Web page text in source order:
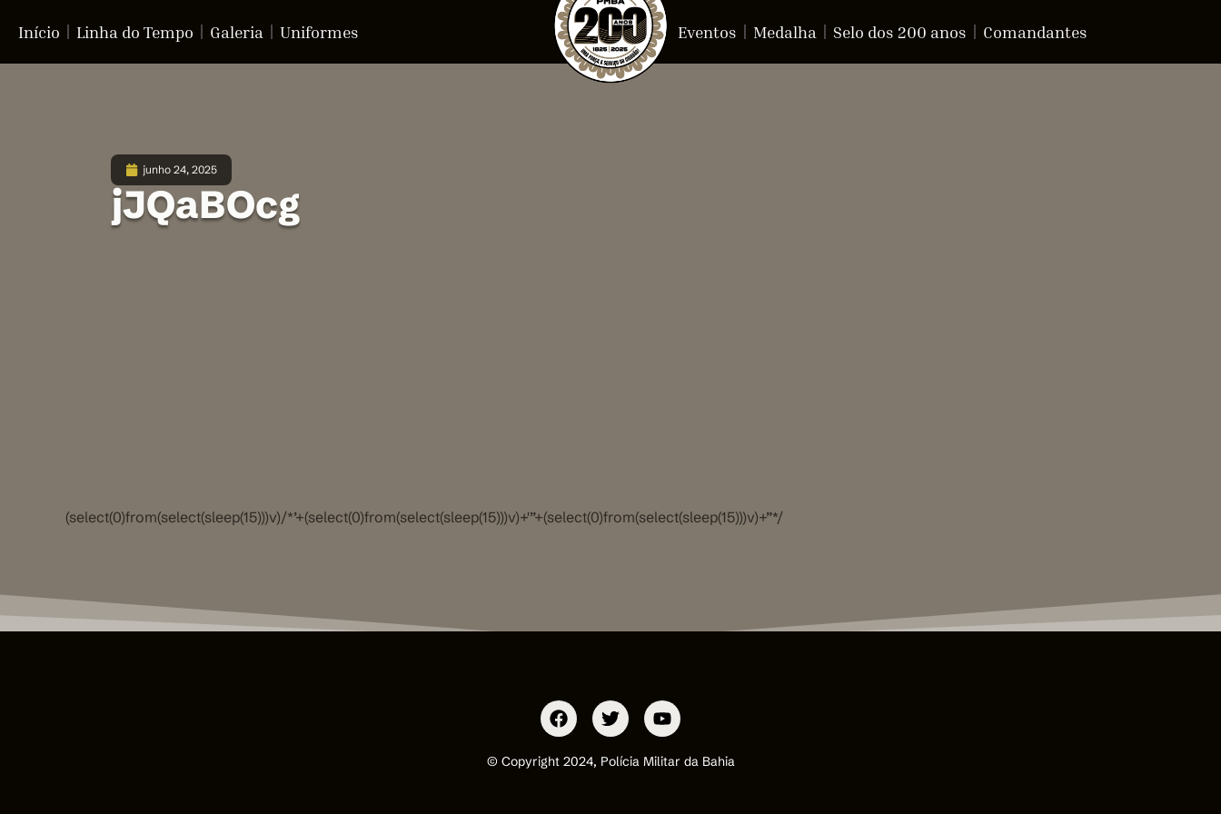
Início Linha do Tempo Galeria Uniformes Eventos Medalha Selo dos 200 anos Comandantes
junho 24, 2025
jJQaBOcg
(select(0)from(select(sleep(15)))v)/*’+(select(0)from(select(sleep(15)))v)+'”+(select(0)from(select(sleep(15)))v)+”*/
© Copyright 2024, Polícia Militar da Bahia